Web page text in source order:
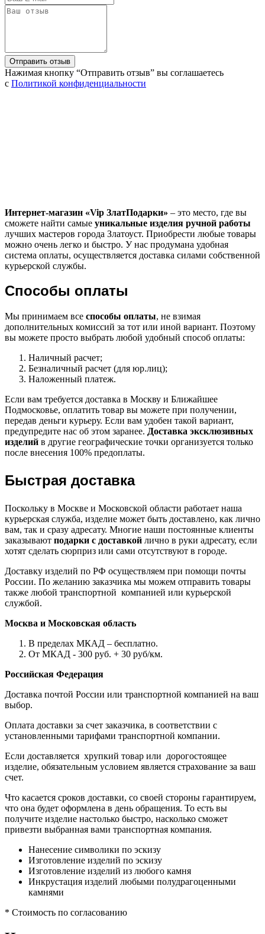
Нажимая кнопку “Отправить отзыв” вы соглашаетесь
с Политикой конфиденциальности
Интернет-магазин «Vip ЗлатПодарки» – это место, где вы
сможете найти самые уникальные изделия ручной работы
лучших мастеров города Златоуст. Приобрести любые товары
можно очень легко и быстро. У нас продумана удобная
система оплаты, осуществляется доставка силами собственной
курьерской службы.
Способы оплаты
Мы принимаем все способы оплаты, не взимая
дополнительных комиссий за тот или иной вариант. Поэтому
вы можете просто выбрать любой удобный способ оплаты:
Наличный расчет;
Безналичный расчет (для юр.лиц);
Наложенный платеж.
Если вам требуется доставка в Москву и Ближайшее
Подмосковье, оплатить товар вы можете при получении,
передав деньги курьеру. Если вам удобен такой вариант,
предупредите нас об этом заранее. Доставка эксклюзивных
изделий в другие географические точки организуется только
после внесения 100% предоплаты.
Быстрая доставка
Поскольку в Москве и Московской области работает наша
курьерская служба, изделие может быть доставлено, как лично
вам, так и сразу адресату. Многие наши постоянные клиенты
заказывают подарки с доставкой лично в руки адресату, если
хотят сделать сюрприз или сами отсутствуют в городе.
Доставку изделий по РФ осуществляем при помощи почты
России. По желанию заказчика мы можем отправить товары
также любой транспортной компанией или курьерской
службой.
Москва и Московская область
В пределах МКАД – бесплатно.
От МКАД - 300 руб. + 30 руб/км.
Российская Федерация
Доставка почтой России или транспортной компанией на ваш
выбор.
Оплата доставки за счет заказчика, в соответствии с
установленными тарифами транспортной компании.
Если доставляется хрупкий товар или дорогостоящее
изделие, обязательным условием является страхование за ваш
счет.
Что касается сроков доставки, со своей стороны гарантируем,
что она будет оформлена в день обращения. То есть вы
получите изделие настолько быстро, насколько сможет
привезти выбранная вами транспортная компания.
Нанесение символики по эскизу
Изготовление изделий по эскизу
Изготовление изделий из любого камня
Инкрустация изделий любыми полудрагоценными
камнями
* Стоимость по согласованию